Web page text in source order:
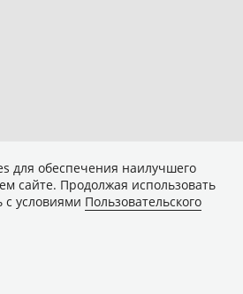
для обеспечения наилучшего
сайте. Продолжая использовать
с условиями Пользовательского